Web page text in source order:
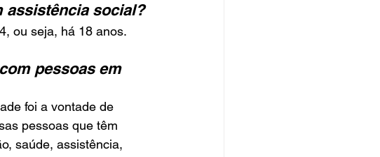
assistência social?
ou seja, há 18 anos.
pessoas em
foi a vontade de
pessoas que têm
saúde, assistência,